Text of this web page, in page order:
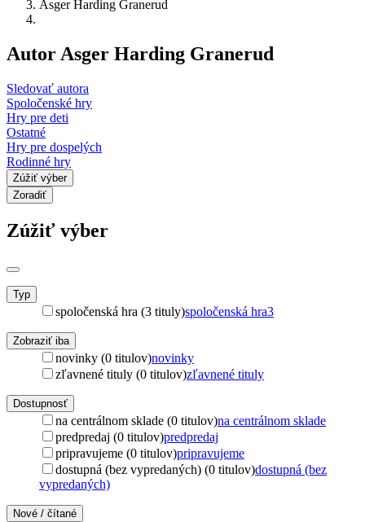
Asger Harding Granerud
Autor Asger Harding Granerud
Sledovať autora
Spoločenské hry
Hry pre deti
Ostatné
Hry pre dospelých
Rodinné hry
Zúžiť výber
Zoradiť
Zúžiť výber
Typ
spoločenská hra (3 tituly)spoločenská hra3
Zobraziť iba
novinky (0 titulov)novinky
zľavnené tituly (0 titulov)zľavnené tituly
Dostupnosť
na centrálnom sklade (0 titulov)na centrálnom sklade
predpredaj (0 titulov)predpredaj
pripravujeme (0 titulov)pripravujeme
dostupná (bez vypredaných) (0 titulov)dostupná (bez
vypredaných)
Nové / čítané